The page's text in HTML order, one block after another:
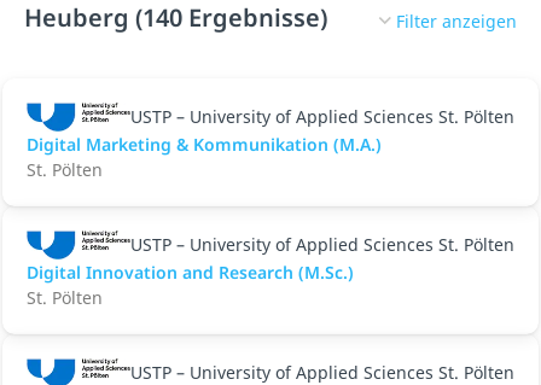
Heuberg (140 Ergebnisse) Filter anzeigen
USTP – University of Applied Sciences St. Pölten
Digital Marketing & Kommunikation (M.A.)
St. Pölten
USTP – University of Applied Sciences St. Pölten
Digital Innovation and Research (M.Sc.)
St. Pölten
USTP – University of Applied Sciences St. Pölten